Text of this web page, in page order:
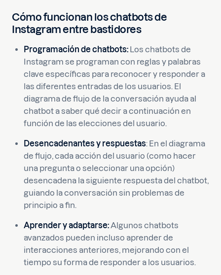
Cómo funcionan los chatbots de
Instagram entre bastidores
Programación de chatbots: Los chatbots de
Instagram se programan con reglas y palabras
clave específicas para reconocer y responder a
las diferentes entradas de los usuarios. El
diagrama de flujo de la conversación ayuda al
chatbot a saber qué decir a continuación en
función de las elecciones del usuario.
Desencadenantes y respuestas: En el diagrama
de flujo, cada acción del usuario (como hacer
una pregunta o seleccionar una opción)
desencadena la siguiente respuesta del chatbot,
guiando la conversación sin problemas de
principio a fin.
Aprender y adaptarse: Algunos chatbots
avanzados pueden incluso aprender de
interacciones anteriores, mejorando con el
tiempo su forma de responder a los usuarios.